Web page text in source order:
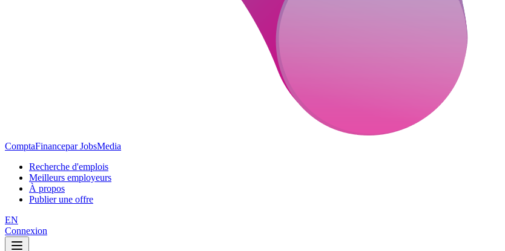
ComptaFinancepar JobsMedia
Recherche d'emplois
Meilleurs employeurs
À propos
Publier une offre
EN
Connexion